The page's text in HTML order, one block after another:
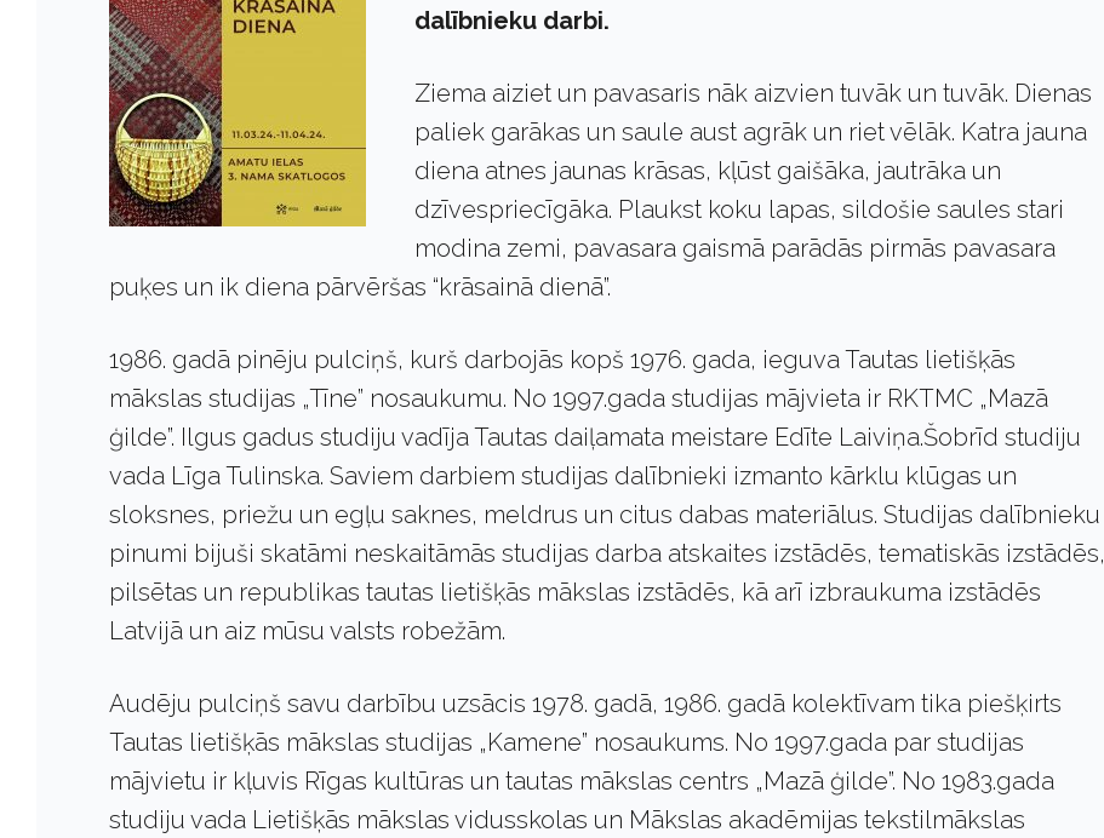
dalībnieku darbi.
Ziema aiziet un pavasaris nāk aizvien tuvāk un tuvāk. Dienas
paliek garākas un saule aust agrāk un riet vēlāk. Katra jauna
diena atnes jaunas krāsas, kļūst gaišāka, jautrāka un
dzīvespriecīgāka. Plaukst koku lapas, sildošie saules stari
modina zemi, pavasara gaismā parādās pirmās pavasara
puķes un ik diena pārvēršas “krāsainā dienā”.
1986. gadā pinēju pulciņš, kurš darbojās kopš 1976. gada, ieguva Tautas lietišķās
mākslas studijas „Tīne” nosaukumu. No 1997.gada studijas mājvieta ir RKTMC „Mazā
ģilde”. Ilgus gadus studiju vadīja Tautas daiļamata meistare Edīte Laiviņa.Šobrīd studiju
vada Līga Tulinska. Saviem darbiem studijas dalībnieki izmanto kārklu klūgas un
sloksnes, priežu un egļu saknes, meldrus un citus dabas materiālus. Studijas dalībnieku
pinumi bijuši skatāmi neskaitāmās studijas darba atskaites izstādēs, tematiskās izstādēs,
pilsētas un republikas tautas lietišķās mākslas izstādēs, kā arī izbraukuma izstādēs
Latvijā un aiz mūsu valsts robežām.
Audēju pulciņš savu darbību uzsācis 1978. gadā, 1986. gadā kolektīvam tika piešķirts
Tautas lietišķās mākslas studijas „Kamene” nosaukums. No 1997.gada par studijas
mājvietu ir kļuvis Rīgas kultūras un tautas mākslas centrs „Mazā ģilde”. No 1983.gada
studiju vada Lietišķās mākslas vidusskolas un Mākslas akadēmijas tekstilmākslas